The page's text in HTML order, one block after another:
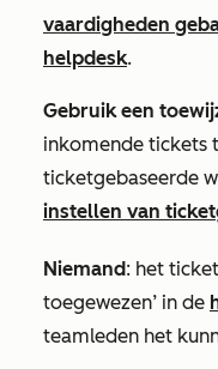
vaardigheden
helpdesk.
Gebruik een
inkomende tickets
ticketgebaseerde
instellen van
Niemand: het
toegewezen’ in de
teamleden het